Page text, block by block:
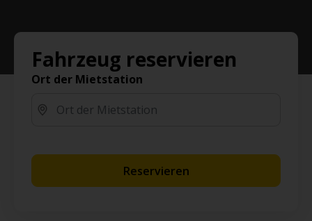
Fahrzeug reservieren
Ort der Mietstation
Reservieren